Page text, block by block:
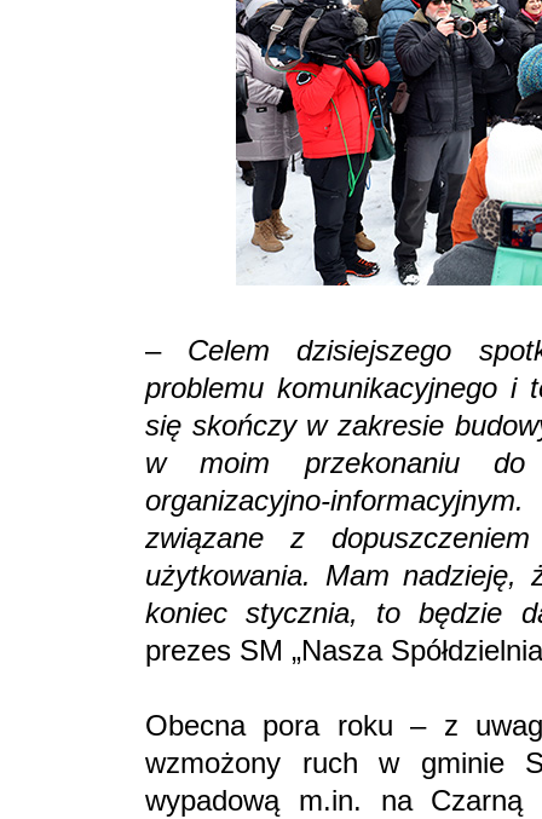
– Celem dzisiejszego
problemu komunikacyjnego i
się skończy w zakresie
w moim przekonaniu
organizacyjno-
związane z
użytkowania. Mam nadzieję,
koniec stycznia, to będzie
prezes SM „Nasza
Obecna pora roku – z
wzmożony ruch w gminie
wypadową m.in. na